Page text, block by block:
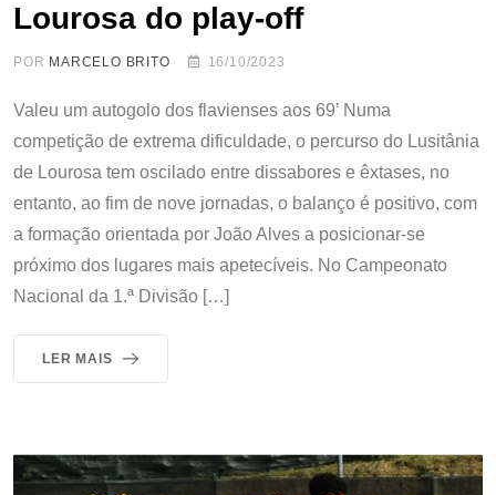
Lourosa do play-off
POR MARCELO BRITO 16/10/2023
Valeu um autogolo dos flavienses aos 69’ Numa
competição de extrema dificuldade, o percurso do Lusitânia
de Lourosa tem oscilado entre dissabores e êxtases, no
entanto, ao fim de nove jornadas, o balanço é positivo, com
a formação orientada por João Alves a posicionar-se
próximo dos lugares mais apetecíveis. No Campeonato
Nacional da 1.ª Divisão […]
LER MAIS